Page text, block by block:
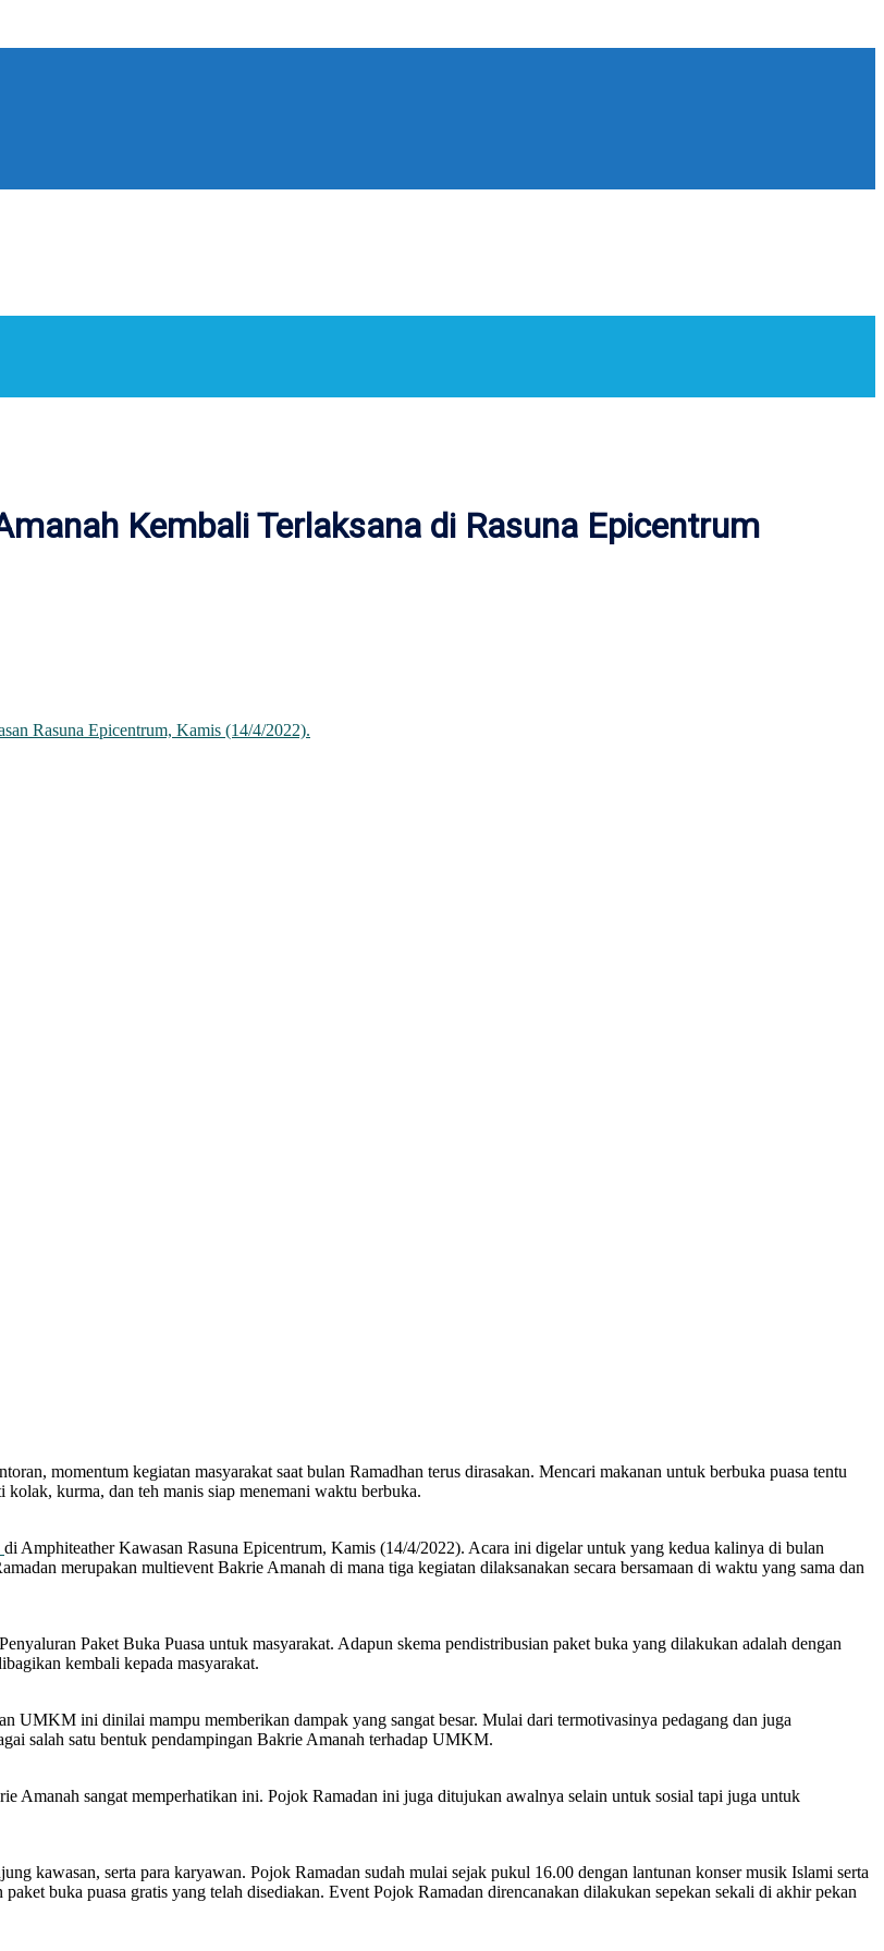
Kembali Terlaksana di Rasuna Epicentrum
momentum kegiatan masyarakat saat bulan Ramadhan terus dirasakan. Mencari makanan untuk berbuka puasa tentu
kurma, dan teh manis siap menemani waktu berbuka.
di Amphiteather Kawasan Rasuna Epicentrum, Kamis (14/4/2022). Acara ini digelar untuk yang kedua kalinya di bulan
merupakan multievent Bakrie Amanah di mana tiga kegiatan dilaksanakan secara bersamaan di waktu yang sama dan
Paket Buka Puasa untuk masyarakat. Adapun skema pendistribusian paket buka yang dilakukan adalah dengan
kembali kepada masyarakat.
ini dinilai mampu memberikan dampak yang sangat besar. Mulai dari termotivasinya pedagang dan juga
salah satu bentuk pendampingan Bakrie Amanah terhadap UMKM.
Amanah sangat memperhatikan ini. Pojok Ramadan ini juga ditujukan awalnya selain untuk sosial tapi juga untuk
kawasan, serta para karyawan. Pojok Ramadan sudah mulai sejak pukul 16.00 dengan lantunan konser musik Islami serta
buka puasa gratis yang telah disediakan. Event Pojok Ramadan direncanakan dilakukan sepekan sekali di akhir pekan